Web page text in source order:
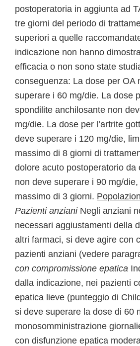
postoperatoria in aggiunta ad
tre giorni del periodo di
superiori a quelle
indicazione non hanno
efficacia o non sono state
conseguenza: La dose per OA
superare i 60 mg/die. La dose
spondilite anchilosante non
mg/die. La dose per l’artrite
deve superare i 120 mg/die,
massimo di 8 giorni di
dolore acuto postoperatorio da
non deve superare i 90 mg/
massimo di 3 giorni.
Pazienti anzianiNegli anziani
necessari aggiustamenti della
altri farmaci, si deve agire con
pazienti anziani (vedere
con compromissione epatica
dalla indicazione, nei pazienti
epatica lieve (punteggio di
si deve superare la dose di 60
monosomministrazione
con disfunzione epatica